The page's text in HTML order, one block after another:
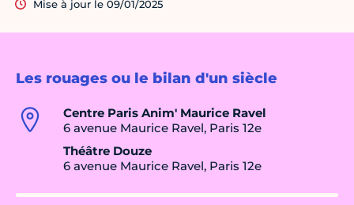
Les rouages ou le bilan d'un siècle
Centre Paris Anim' Maurice Ravel
6 avenue Maurice Ravel, Paris 12e
Théâtre Douze
6 avenue Maurice Ravel, Paris 12e
Mise à jour le 09/01/2025